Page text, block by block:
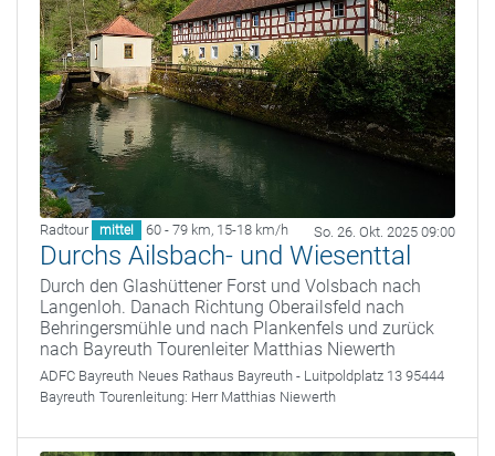
Radtour mittel 60 - 79 km, 15-18 km/h So. 26. Okt. 2025 09:00
Durchs Ailsbach- und Wiesenttal
Durch den Glashüttener Forst und Volsbach nach
Langenloh. Danach Richtung Oberailsfeld nach
Behringersmühle und nach Plankenfels und zurück
nach Bayreuth Tourenleiter Matthias Niewerth
ADFC Bayreuth Neues Rathaus Bayreuth - Luitpoldplatz 13 95444
Bayreuth Tourenleitung: Herr Matthias Niewerth